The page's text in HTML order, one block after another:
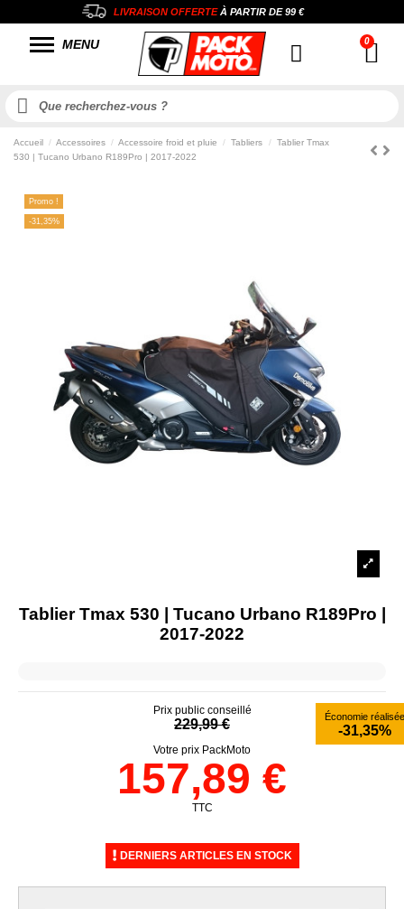
LIVRAISON OFFERTEÀ PARTIR DE99 €
MENU
Accueil Accessoires Accessoire froid et pluie Tabliers
Tablier Tmax
530 | Tucano Urbano R189Pro | 2017-2022
Promo !
-31,35%
Tablier Tmax 530 | Tucano Urbano R189Pro |
2017-2022
Prix public conseillé
229,99 € Économie réalisée
-31,35%
Votre prix PackMoto
157,89 €
TTC
DERNIERS ARTICLES EN STOCK